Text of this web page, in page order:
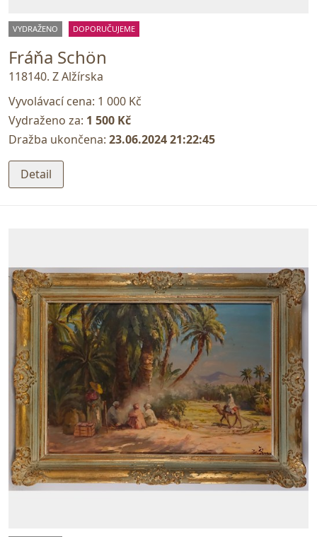
VYDRAŽENO DOPORUČUJEME
Fráňa Schön
118140. Z Alžírska
Vyvolávací cena: 1 000 Kč
Vydraženo za: 1 500 Kč
Dražba ukončena: 23.06.2024 21:22:45
Detail